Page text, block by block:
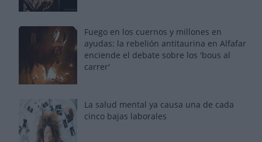
Fuego en los cuernos y millones en
ayudas: la rebelión antitaurina en Alfafar
enciende el debate sobre los 'bous al
carrer'
La salud mental ya causa una de cada
cinco bajas laborales